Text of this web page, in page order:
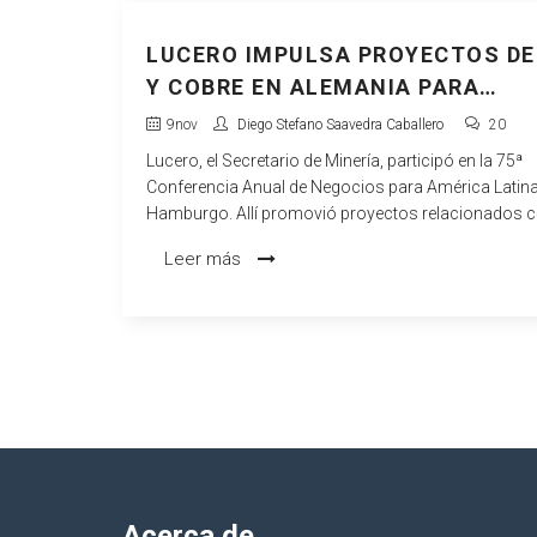
LUCERO IMPULSA PROYECTOS
Y COBRE EN ALEMANIA PARA
FORTALECER LAZOS MINEROS
9nov Diego Stefano Saavedra Caballero 20
Lucero, el Secretario de Minería, participó en la 75ª
Conferencia Anual de Negocios para América
Hamburgo. Allí promovió proyectos relacionados
alto nivel. Estas acciones destacan la intención de
Leer más